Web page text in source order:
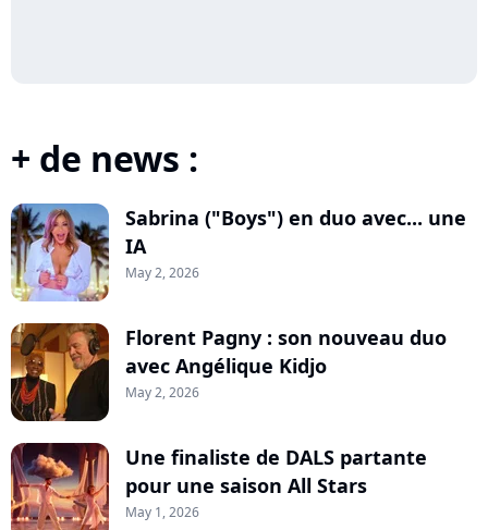
+ de news :
Sabrina ("Boys") en duo avec... une
IA
May 2, 2026
Florent Pagny : son nouveau duo
avec Angélique Kidjo
May 2, 2026
Une finaliste de DALS partante
pour une saison All Stars
May 1, 2026